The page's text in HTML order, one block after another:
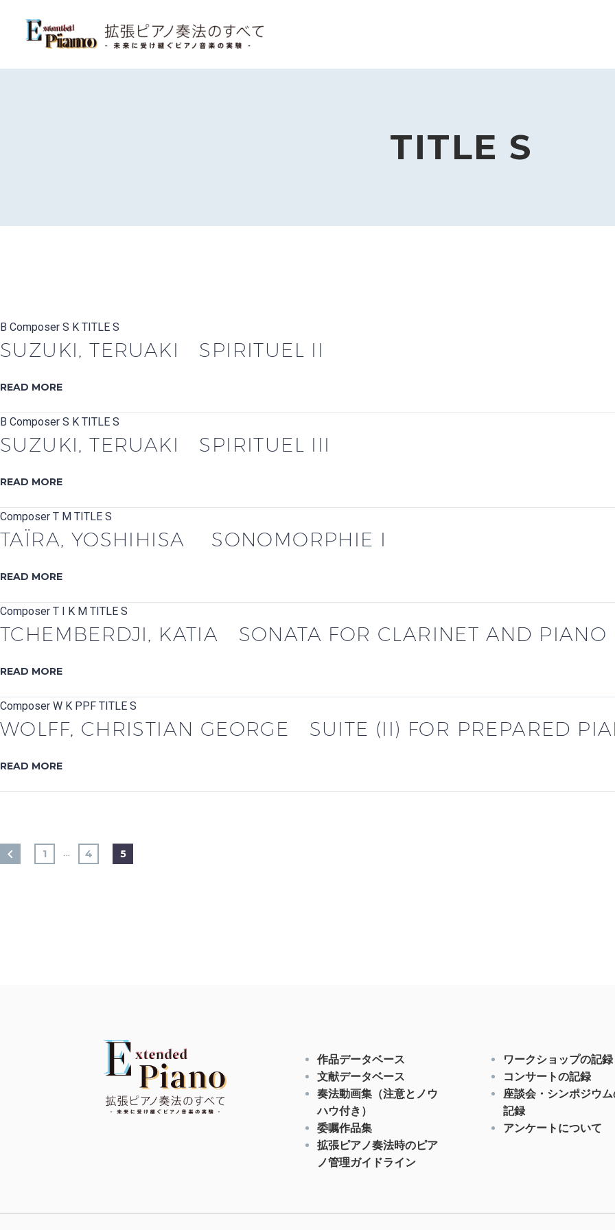
TITLE S
B Composer S K TITLE S
SUZUKI, TERUAKI SPIRITUEL II
READ MORE
B Composer S K TITLE S
SUZUKI, TERUAKI SPIRITUEL III
READ MORE
Composer T M TITLE S
TAÏRA, YOSHIHISA SONOMORPHIE I
READ MORE
Composer T I K M TITLE S
TCHEMBERDJI, KATIA SONATA FOR CLARINET AND PIANO
READ MORE
Composer W K PPF TITLE S
WOLFF, CHRISTIAN GEORGE SUITE (II) FOR PREPARED
READ MORE
1 … 4 5
作品データベース
文献データベース
奏法動画集（注意とノウ
ハウ付き）
委嘱作品集
拡張ピアノ奏法時のピア
ノ管理ガイドライン
ワークショップの記録
コンサートの記録
座談会・シンポジウ
記録
アンケートについて